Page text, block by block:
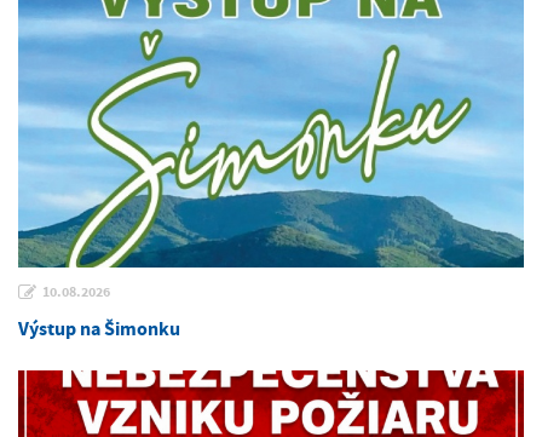
10.08.2026
Výstup na Šimonku